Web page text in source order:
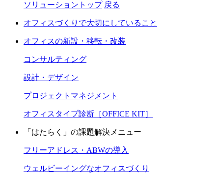
ソリューショントップ 戻る
オフィスづくりで大切にしていること
オフィスの新設・移転・改装
コンサルティング
設計・デザイン
プロジェクトマネジメント
オフィスタイプ診断［OFFICE KIT］
「はたらく」の課題解決メニュー
フリーアドレス・ABWの導入
ウェルビーイングなオフィスづくり